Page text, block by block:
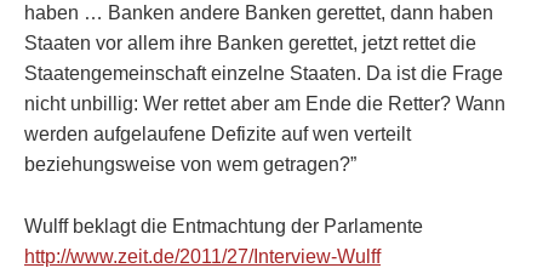
haben … Banken andere Banken gerettet, dann haben
Staaten vor allem ihre Banken gerettet, jetzt rettet die
Staatengemeinschaft einzelne Staaten. Da ist die Frage
nicht unbillig: Wer rettet aber am Ende die Retter? Wann
werden aufgelaufene Defizite auf wen verteilt
beziehungsweise von wem getragen?”
Wulff beklagt die Entmachtung der Parlamente
http://www.zeit.de/2011/27/Interview-Wulff